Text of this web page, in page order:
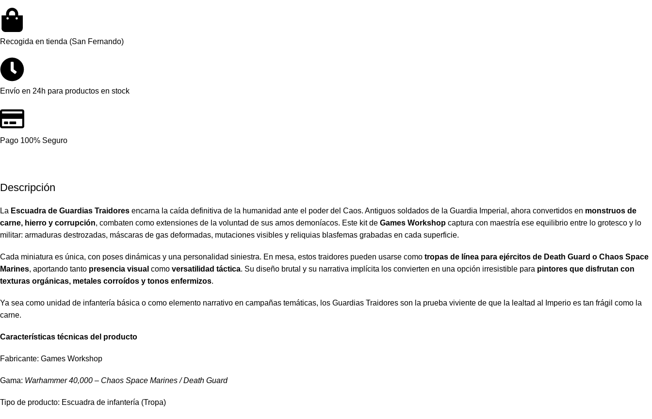
Recogida en tienda (San Fernando)
Envío en 24h para productos en stock
Pago 100% Seguro
Descripción
La Escuadra de Guardias Traidores encarna la caída definitiva de la humanidad ante el poder del Caos. Antiguos soldados de la Guardia Imperial, ahora convertidos en monstruos de
carne, hierro y corrupción, combaten como extensiones de la voluntad de sus amos demoníacos. Este kit de Games Workshop captura con maestría ese equilibrio entre lo grotesco y lo
militar: armaduras destrozadas, máscaras de gas deformadas, mutaciones visibles y reliquias blasfemas grabadas en cada superficie.
Cada miniatura es única, con poses dinámicas y una personalidad siniestra. En mesa, estos traidores pueden usarse como tropas de línea para ejércitos de Death Guard o Chaos Space
Marines, aportando tanto presencia visual como versatilidad táctica. Su diseño brutal y su narrativa implícita los convierten en una opción irresistible para pintores que disfrutan con
texturas orgánicas, metales corroídos y tonos enfermizos.
Ya sea como unidad de infantería básica o como elemento narrativo en campañas temáticas, los Guardias Traidores son la prueba viviente de que la lealtad al Imperio es tan frágil como la
carne.
Características técnicas del producto
Fabricante: Games Workshop
Gama: Warhammer 40,000 – Chaos Space Marines / Death Guard
Tipo de producto: Escuadra de infantería (Tropa)